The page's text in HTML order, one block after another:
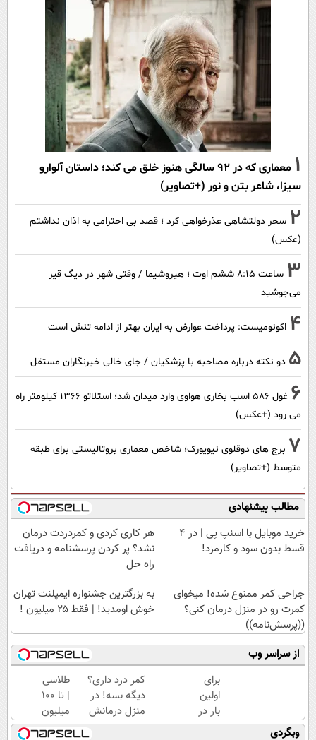
1
معماری که در 92 سالگی هنوز خلق می کند؛ داستان آلوارو
سیزا، شاعر بتن و نور (+تصاویر)
2 سحر دولتشاهی عذرخواهی کرد ؛ قصد بی احترامی به اذان نداشتم
(عکس)
3
ساعت ۸:۱۵ ششم اوت ؛ هیروشیما / وقتی شهر در دیگ قیر
می‌جوشید
4 اکونومیست: پرداخت عوارض به ایران بهتر از ادامه تنش است
5 دو نکته درباره مصاحبه با پزشکیان / جای خالی خبرنگاران مستقل
6
غول 586 اسب بخاری هواوی وارد میدان شد؛ استلاتو 1366 کیلومتر راه
می رود (+عکس)
7 برج های دوقلوی نیویورک؛ شاخص معماری بروتالیستی برای طبقه
متوسط (+تصاویر)
مطالب پیشنهادی
خرید موبایل با اسنپ پی | در ۴
قسط بدون سود و کارمزد!
هر کاری کردی و کمردردت درمان
نشد؟ پر کردن پرسشنامه و دریافت
راه حل
جراحی کمر ممنوع شده! میخوای
کمرت رو در منزل درمان کنی؟
((پرسش‌نامه))
به بزرگترین جشنواره ایمپلنت تهران
خوش اومدید! | فقط ۲۵ میلیون !
از سراسر وب
برای
اولین
بار در
ایران
کمر درد داری؟
دیگه بسه! در
منزل درمانش
کن
طلاسی
| تا 100
میلیون
وام
وبگردی